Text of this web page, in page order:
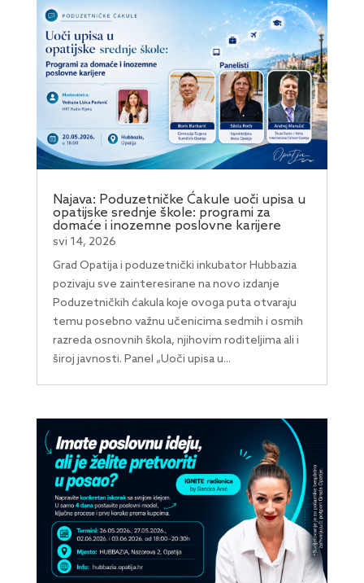
Najava: Poduzetničke Ćakule uoči upisa u
opatijske srednje škole: programi za
domaće i inozemne poslovne karijere
svi 14, 2026
Grad Opatija i poduzetnički inkubator Hubbazia
pozivaju sve zainteresirane na novo izdanje
Poduzetničkih ćakula koje ovoga puta otvaraju
temu posebno važnu učenicima sedmih i osmih
razreda osnovnih škola, njihovim roditeljima ali i
široj javnosti. Panel „Uoči upisa u...